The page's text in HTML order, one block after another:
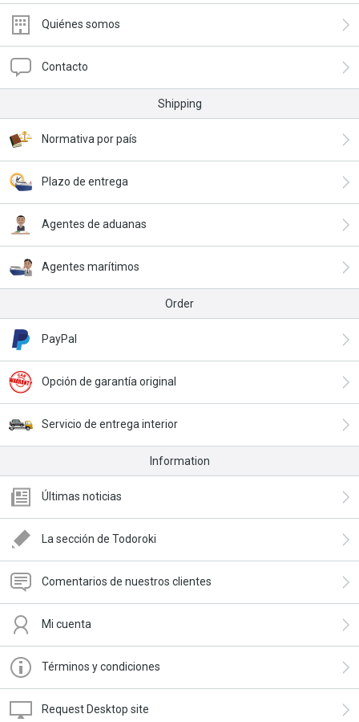
Quiénes somos
Contacto
Shipping
Normativa por país
Plazo de entrega
Agentes de aduanas
Agentes marítimos
Order
PayPal
Opción de garantía original
Servicio de entrega interior
Information
Últimas noticias
La sección de Todoroki
Comentarios de nuestros clientes
Mi cuenta
Términos y condiciones
Request Desktop site